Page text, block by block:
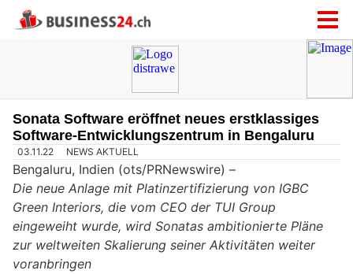
Sonata Software eröffnet neues erstklassiges
Software-Entwicklungszentrum in Bengaluru
03.11.22 NEWS AKTUELL
Bengaluru, Indien (ots/PRNewswire) –
Die neue Anlage mit Platinzertifizierung von IGBC
Green Interiors, die vom CEO der TUI Group
eingeweiht wurde, wird Sonatas ambitionierte Pläne
zur weltweiten Skalierung seiner Aktivitäten weiter
voranbringen